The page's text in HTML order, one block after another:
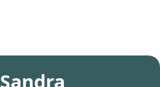
Sandra